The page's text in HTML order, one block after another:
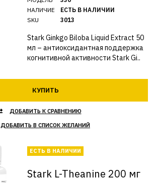
НАЛИЧИЕ
SKU
ЕСТЬ В НАЛИЧИИ
3013
Stark Ginkgo Biloba Liquid Extract 50
мл – антиоксидантная поддержка
когнитивной активности Stark Gi..
КУПИТЬ
ДОБАВИТЬ К СРАВНЕНИЮ
ДОБАВИТЬ В СПИСОК ЖЕЛАНИЙ
ЕСТЬ В НАЛИЧИИ
Stark L-Theanine 200 мг